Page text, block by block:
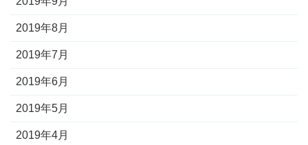
2019年8月
2019年7月
2019年6月
2019年5月
2019年4月